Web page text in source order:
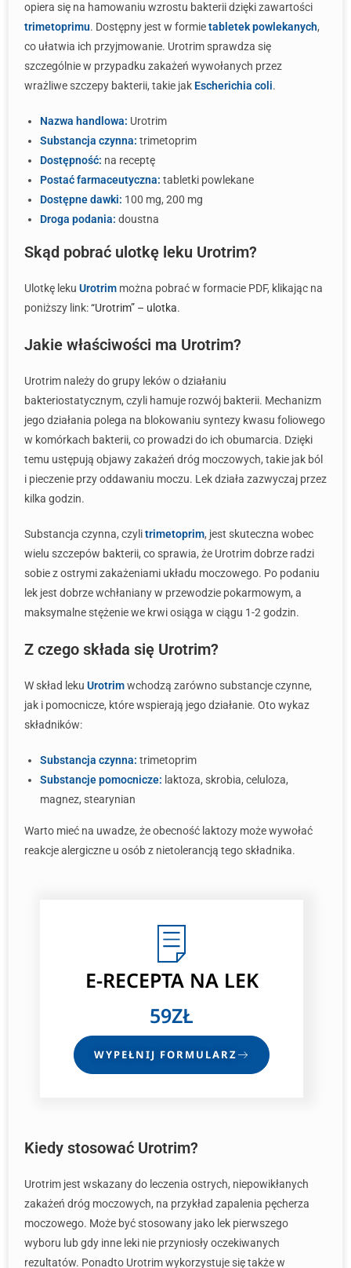
opiera się na hamowaniu wzrostu bakterii dzięki zawartości
trimetoprimu. Dostępny jest w formietabletek powlekanych,
co ułatwia ich przyjmowanie. Urotrim sprawdza się
szczególnie w przypadku zakażeń wywołanych przez
wrażliwe szczepy bakterii, takie jak Escherichia coli.
Nazwa handlowa: Urotrim
Substancja czynna: trimetoprim
Dostępność: na receptę
Postać farmaceutyczna: tabletki powlekane
Dostępne dawki: 100 mg, 200 mg
Droga podania: doustna
Skąd pobrać ulotkę leku Urotrim?
Ulotkę leku Urotrim można pobrać w formacie PDF, klikając na
poniższy link:“Urotrim” – ulotka.
Jakie właściwości ma Urotrim?
Urotrim należy do grupy leków o działaniu
bakteriostatycznym, czyli hamuje rozwój bakterii. Mechanizm
jego działania polega na blokowaniu syntezy kwasu foliowego
w komórkach bakterii, co prowadzi do ich obumarcia. Dzięki
temu ustępują objawy zakażeń dróg moczowych, takie jak ból
i pieczenie przy oddawaniu moczu. Lek działa zazwyczaj przez
kilka godzin.
Substancja czynna, czylitrimetoprim, jest skuteczna wobec
wielu szczepów bakterii, co sprawia, że Urotrim dobrze radzi
sobie z ostrymi zakażeniami układu moczowego. Po podaniu
lek jest dobrze wchłaniany w przewodzie pokarmowym, a
maksymalne stężenie we krwi osiąga w ciągu 1-2 godzin.
Z czego składa się Urotrim?
W skład leku Urotrimwchodzą zarówno substancje czynne,
jak i pomocnicze, które wspierają jego działanie. Oto wykaz
składników:
Substancja czynna: trimetoprim
Substancje pomocnicze: laktoza, skrobia, celuloza,
magnez, stearynian
Warto mieć na uwadze, że obecność laktozy może wywołać
reakcje alergiczne u osób z nietolerancją tego składnika.
E-RECEPTANA LEK
59ZŁ
WYPEŁNIJ FORMULARZ
Kiedy stosować Urotrim?
Urotrim jest wskazany do leczenia ostrych, niepowikłanych
zakażeń dróg moczowych, na przykład zapalenia pęcherza
moczowego. Może być stosowany jako lek pierwszego
wyboru lub gdy inne leki nie przyniosły oczekiwanych
rezultatów. Ponadto Urotrim wykorzystuje się także w